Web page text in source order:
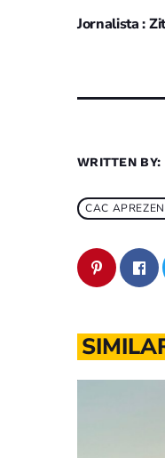
Jornalista :
WRITTEN BY:
CAC